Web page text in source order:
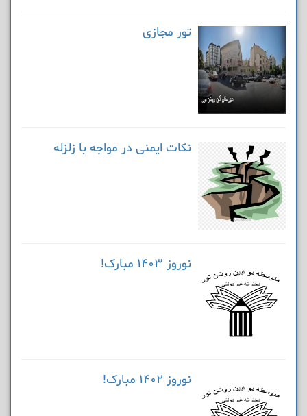
تور مجازی
نکات ایمنی در مواجه با زلزله
نوروز 1403 مبارک!
نوروز 1402 مبارک!